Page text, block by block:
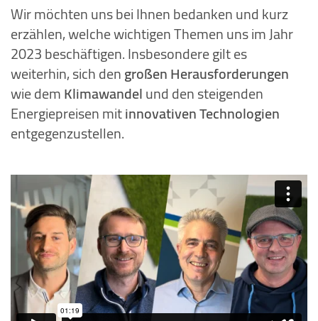
Wir möchten uns bei Ihnen bedanken und kurz
erzählen, welche wichtigen Themen uns im Jahr
2023 beschäftigen. Insbesondere gilt es
weiterhin, sich dengroßen Herausforderungen
wie demKlimawandelund den steigenden
Energiepreisen mitinnovativen Technologien
entgegenzustellen.